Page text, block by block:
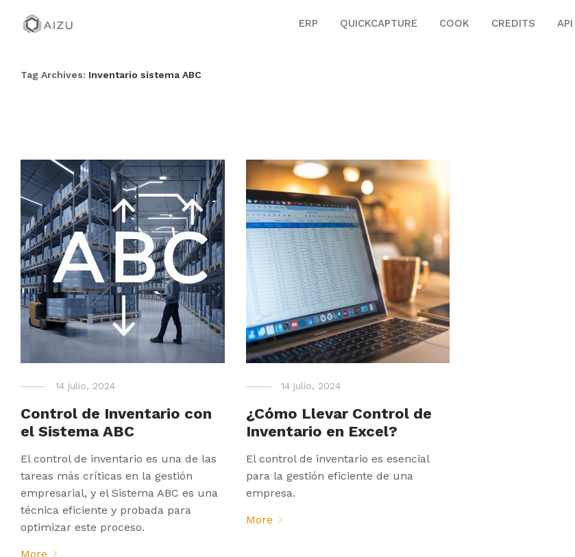
ERP QUICKCAPTURE COOK CREDITS API
Tag Archives: Inventario sistema ABC
14 julio, 2024
Control de Inventario con
el Sistema ABC
El control de inventario es una de las
tareas más críticas en la gestión
empresarial, y el Sistema ABC es una
técnica eficiente y probada para
optimizar este proceso.
More
14 julio, 2024
¿Cómo Llevar Control de
Inventario en Excel?
El control de inventario es esencial
para la gestión eficiente de una
empresa.
More